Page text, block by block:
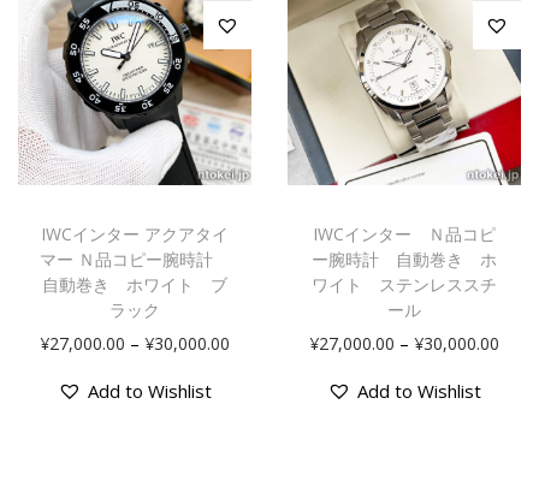
IWCインター アクアタイ
マー Ｎ品コピー腕時計
自動巻き ホワイト ブ
ラック
¥27,000.00 – ¥30,000.00
Add to Wishlist
IWCインター Ｎ品コピ
ー腕時計 自動巻き ホ
ワイト ステンレススチ
ール
¥27,000.00 – ¥30,000.00
Add to Wishlist